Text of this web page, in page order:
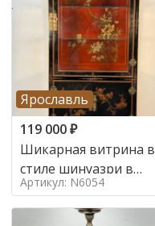
Ярославль
119 000₽
Шикарная витрина в
стиле шинуазри в
стиле шинуазри,
Артикул: N6054